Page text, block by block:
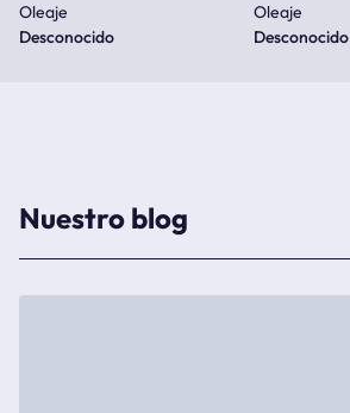
Oleaje
Desconocido
Oleaje
Desconocido
Nuestro blog